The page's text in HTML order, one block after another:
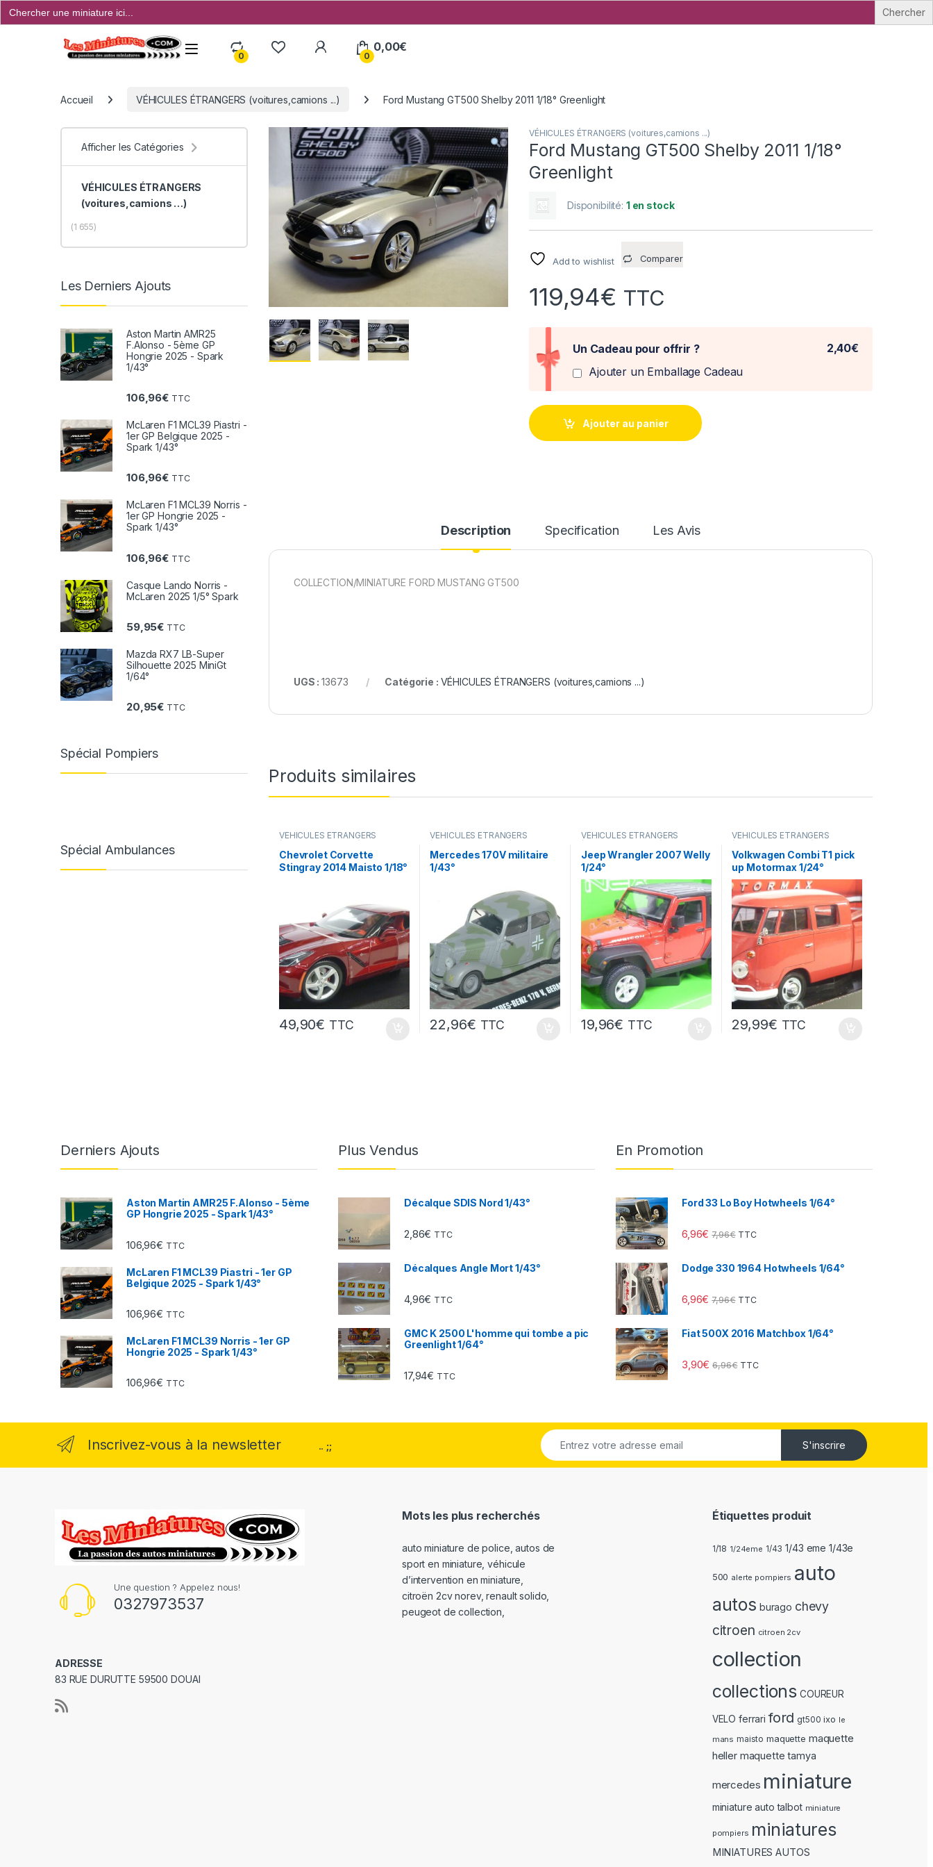
Search
for:
Open
0
My Account
0
0,00€
Accueil VÉHICULES ÉTRANGERS (voitures,camions ...) Ford Mustang GT500 Shelby 2011 1/18° Greenlight
VÉHICULES ÉTRANGERS (voitures,camions ...)
Ford Mustang GT500 Shelby 2011 1/18°
Greenlight
Disponibilité: 1 en stock
Add to wishlist Comparer
119,94€ TTC
Un Cadeau pour offrir ?
Ajouter un Emballage Cadeau
2,40€
Ajouter au panier
Description Specification Les Avis
COLLECTION/MINIATURE FORD MUSTANG GT500
UGS :13673 Catégorie : VÉHICULES ÉTRANGERS (voitures,camions ...)
Produits similaires
VÉHICULES ÉTRANGERS
(voitures,camions ...)
Chevrolet Corvette
Stingray 2014 Maisto 1/18°
49,90€ TTC
VÉHICULES ÉTRANGERS
(voitures,camions ...)
VÉHICULES INTERVENTION
(gendarmerie, pompiers, police,
ambulance..)
Mercedes 170V militaire
1/43°
22,96€ TTC
VÉHICULES ÉTRANGERS
(voitures,camions ...)
Jeep Wrangler 2007 Welly
1/24°
19,96€ TTC
VÉHICULES ÉTRANGERS
(voitures,camions ...)
Volkwagen Combi T1 pick
up Motormax 1/24°
29,99€ TTC
Afficher les Catégories
VÉHICULES ÉTRANGERS
(voitures,camions …)
(1 655)
Les Derniers Ajouts
Aston Martin AMR25
F.Alonso - 5ème GP
Hongrie 2025 - Spark
1/43°
106,96€ TTC
McLaren F1 MCL39 Piastri -
1er GP Belgique 2025 -
Spark 1/43°
106,96€ TTC
McLaren F1 MCL39 Norris -
1er GP Hongrie 2025 -
Spark 1/43°
106,96€ TTC
Casque Lando Norris -
McLaren 2025 1/5° Spark
59,95€ TTC
Mazda RX7 LB-Super
Silhouette 2025 MiniGt
1/64°
20,95€ TTC
Spécial Pompiers
Spécial Ambulances
Derniers Ajouts
Aston Martin AMR25 F.Alonso - 5ème
GP Hongrie 2025 - Spark 1/43°
106,96€ TTC
McLaren F1 MCL39 Piastri - 1er GP
Belgique 2025 - Spark 1/43°
106,96€ TTC
McLaren F1 MCL39 Norris - 1er GP
Hongrie 2025 - Spark 1/43°
106,96€ TTC
Plus Vendus
Décalque SDIS Nord 1/43°
2,86€ TTC
Décalques Angle Mort 1/43°
4,96€ TTC
GMC K 2500 L'homme qui tombe a pic
Greenlight 1/64°
17,94€ TTC
En Promotion
Ford 33 Lo Boy Hotwheels 1/64°
6,96€ 7,96€ TTC
Dodge 330 1964 Hotwheels 1/64°
6,96€ 7,96€ TTC
Fiat 500X 2016 Matchbox 1/64°
3,90€ 6,96€ TTC
Inscrivez-vous à la newsletter .. ;; S'inscrire
Une question ? Appelez nous!
0327973537
ADRESSE
83 RUE DURUTTE 59500 DOUAI
Mots les plus recherchés
auto miniature de police ,autos de
sport en miniature ,véhicule
d’intervention en miniature
citroën 2cv norev,renault solido
peugeot de collection
Étiquettes produit
1/18 1/24eme 1/43 1/43 eme 1/43e
500 alerte pompiers auto
autos burago chevy
citroen citroen 2cv
collection
collections COUREUR
VELO ferrari ford gt500 ixo le
mans maisto maquette maquette
heller maquette tamya
mercedes miniature
miniature auto talbot miniature
pompiers miniatures
MINIATURES AUTOS